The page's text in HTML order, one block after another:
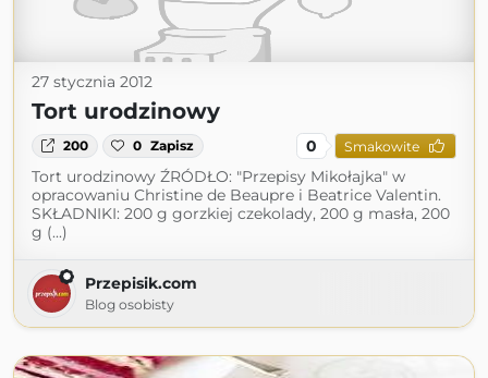
27 stycznia 2012
Tort urodzinowy
200 0 Zapisz 0 Smakowite
Tort urodzinowy ŹRÓDŁO: "Przepisy Mikołajka" w
opracowaniu Christine de Beaupre i Beatrice Valentin.
SKŁADNIKI: 200 g gorzkiej czekolady, 200 g masła, 200
g (...)
Przepisik.com
Blog osobisty